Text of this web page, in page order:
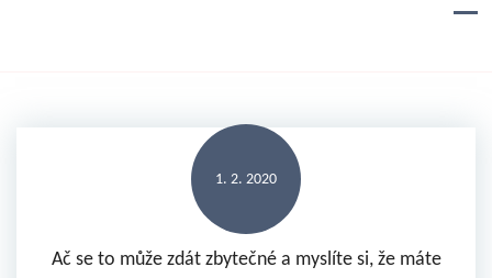
1. 2. 2020
Ač se to může zdát zbytečné a myslíte si, že máte